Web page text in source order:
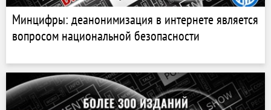
Минцифры: деанонимизация в интернете является
вопросом национальной безопасности